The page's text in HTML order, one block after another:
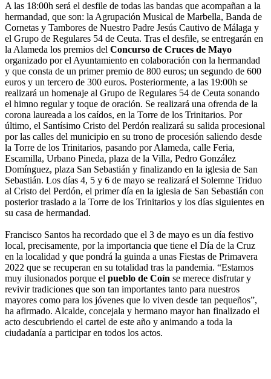
A las 18:00h será el desfile de todas las bandas que acompañan a la
hermandad, que son: la Agrupación Musical de Marbella, Banda de
Cornetas y Tambores de Nuestro Padre Jesús Cautivo de Málaga y
el Grupo de Regulares 54 de Ceuta. Tras el desfile, se entregarán en
la Alameda los premios del Concurso de Cruces de Mayo
organizado por el Ayuntamiento en colaboración con la hermandad
y que consta de un primer premio de 800 euros; un segundo de 600
euros y un tercero de 300 euros. Posteriormente, a las 19:00h se
realizará un homenaje al Grupo de Regulares 54 de Ceuta sonando
el himno regular y toque de oración. Se realizará una ofrenda de la
corona laureada a los caídos, en la Torre de los Trinitarios. Por
último, el Santísimo Cristo del Perdón realizará su salida procesional
por las calles del municipio en su trono de procesión saliendo desde
la Torre de los Trinitarios, pasando por Alameda, calle Feria,
Escamilla, Urbano Pineda, plaza de la Villa, Pedro González
Domínguez, plaza San Sebastián y finalizando en la iglesia de San
Sebastián. Los días 4, 5 y 6 de mayo se realizará el Solemne Triduo
al Cristo del Perdón, el primer día en la iglesia de San Sebastián con
posterior traslado a la Torre de los Trinitarios y los días siguientes en
su casa de hermandad.
Francisco Santos ha recordado que el 3 de mayo es un día festivo
local, precisamente, por la importancia que tiene el Día de la Cruz
en la localidad y que pondrá la guinda a unas Fiestas de Primavera
2022 que se recuperan en su totalidad tras la pandemia. “Estamos
muy ilusionados porque el pueblo de Coín se merece disfrutar y
revivir tradiciones que son tan importantes tanto para nuestros
mayores como para los jóvenes que lo viven desde tan pequeños”,
ha afirmado. Alcalde, concejala y hermano mayor han finalizado el
acto descubriendo el cartel de este año y animando a toda la
ciudadanía a participar en todos los actos.